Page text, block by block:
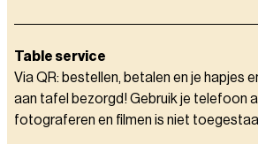
Table service
Via QR: bestellen, betalen en je hapjes
aan tafel bezorgd! Gebruik je telefoon
fotograferen en filmen is niet